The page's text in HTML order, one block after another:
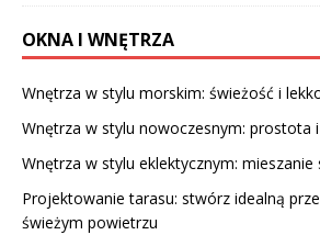
OKNA I WNĘTRZA
Wnętrza w stylu morskim: świeżość i
Wnętrza w stylu nowoczesnym: prostota
Wnętrza w stylu eklektycznym: mieszanie
Projektowanie tarasu: stwórz idealną
świeżym powietrzu